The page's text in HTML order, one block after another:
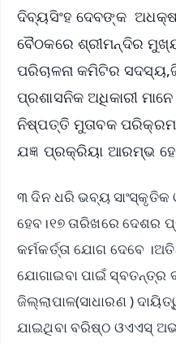
ଦିବ୍ୟସିଂହ ଦେବଙ୍କ
ବୈଠକରେ ଶ୍ରୀମନ୍ଦିର
ପରିଚାଳନା କମିଟିର
ପ୍ରଶାସନିକ ଅଧିକାରୀ
ନିଷ୍ପତ୍ତି ମୁତାବକ
ଯଜ୍ଞ ପ୍ରକ୍ରିୟା ଆରମ୍ଭ
୩ ଦିନ ଧରି ଭବ୍ୟ
ହେବ।୧୭ ତାରିଖରେ
କର୍ମକର୍ତ୍ତା ଯୋଗ ଦେବେ
ଯୋଗାଇବା ପାଇଁ
ଜିଲ୍ଲାପାଳ(ସାଧାରଣ )
ଯାଇଥିବା ବରିଷ୍ଠ ଓଏଏସ୍